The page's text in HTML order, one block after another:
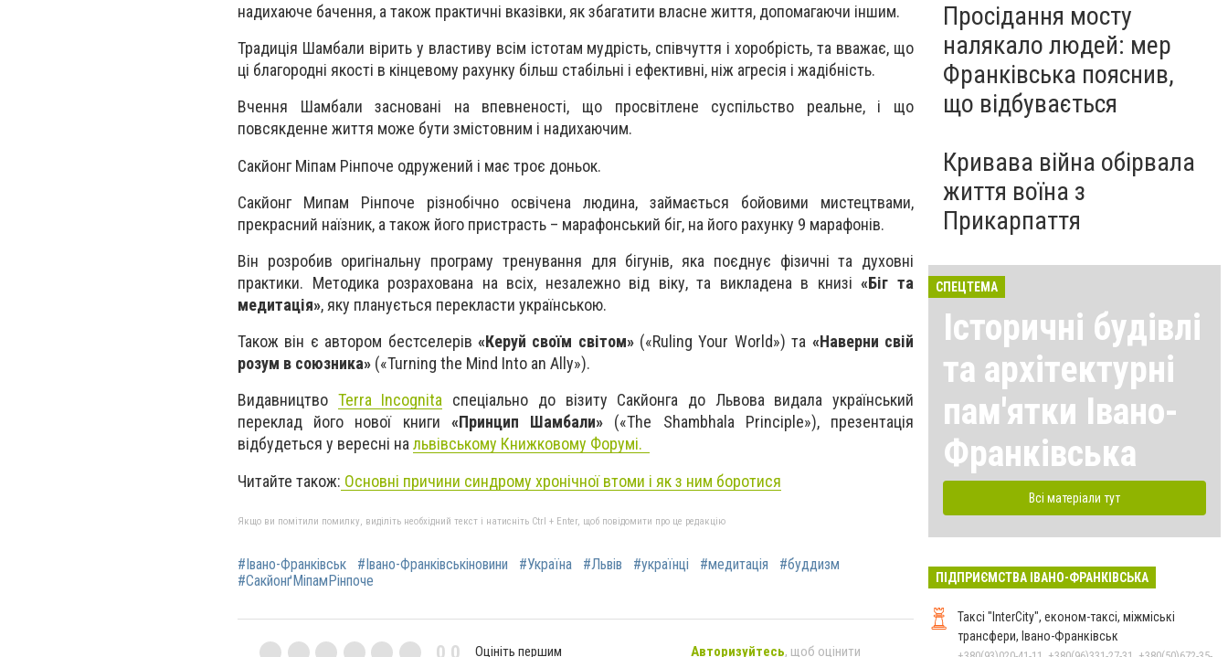
надихаюче бачення, а також практичні вказівки, як збагатити власне життя, допомагаючи іншим.
Традиція Шамбали вірить у властиву всім істотам мудрість, співчуття і хоробрість, та вважає, що
ці благородні якості в кінцевому рахунку більш стабільні і ефективні, ніж агресія і жадібність.
Вчення Шамбали засновані на впевненості, що просвітлене суспільство реальне, і що
повсякденне життя може бути змістовним і надихаючим.
Сакйонг Міпам Рінпоче одружений і має троє доньок.
Сакйонг Мипам Рінпоче різнобічно освічена людина, займається бойовими мистецтвами,
прекрасний наїзник, а також його пристрасть – марафонський біг, на його рахунку 9 марафонів.
Він розробив оригінальну програму тренування для бігунів, яка поєднує фізичні та духовні
практики. Методика розрахована на всіх, незалежно від віку, та викладена в книзі«Біг та
медитація», яку планується перекласти українською.
Також він є автором бестселерів «Керуй своїм світом»(«Ruling Your World») та «Наверни свій
розум в союзника» («Turning the Mind Into an Ally»).
Видавництво Terra Incognita спеціально до візиту Сакйонга до Львова видала український
переклад його нової книги «Принцип Шамбали» («The Shambhala Principle»), презентація
відбудеться у вересні нальвівському Книжковому Форумі.
Читайте також: Основні причини синдрому хронічної втоми і як з ним боротися
Якщо ви помітили помилку, виділіть необхідний текст і натисніть Ctrl + Enter, щоб повідомити про це редакцію
#Івано-Франківськ #Івано-Франківськіновини #Україна #Львів #українці #медитація
#буддизм
#СакйонґМіпамРінпоче
0,0 Оцініть першим Авторизуйтесь, щоб оцінити
Просідання мосту
налякало людей: мер
Франківська пояснив,
що відбувається
Кривава війна обірвала
життя воїна з
Прикарпаття
СПЕЦТЕМА
Історичні будівлі
та архітектурні
пам'ятки Івано-
Франківська
Всі матеріали тут
ПІДПРИЄМСТВА ІВАНО-ФРАНКІВСЬКА
Таксі "InterCity", економ-таксі, міжміські
трансфери, Івано-Франківськ